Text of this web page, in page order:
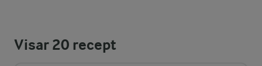
Visar20 recept